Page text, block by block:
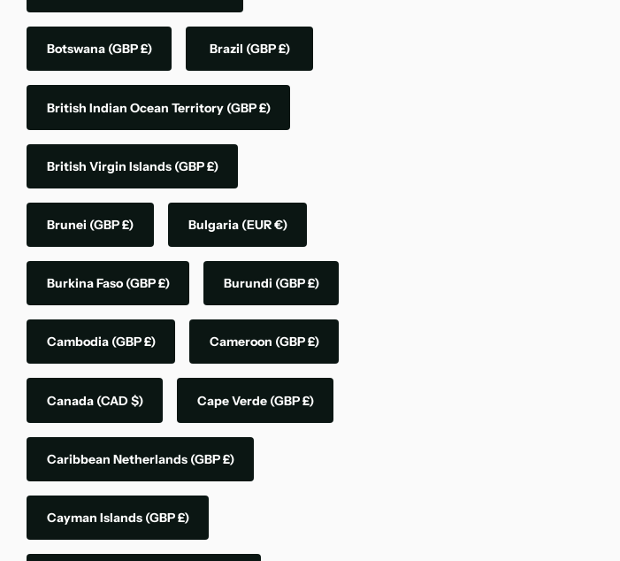
Botswana (GBP £) Brazil (GBP £)
British Indian Ocean Territory (GBP £)
British Virgin Islands (GBP £)
Brunei (GBP £) Bulgaria (EUR €)
Burkina Faso(GBP £) Burundi (GBP £)
Cambodia (GBP £) Cameroon (GBP £)
Canada (CAD $) Cape Verde (GBP £)
Caribbean Netherlands (GBP £)
Cayman Islands (GBP £)